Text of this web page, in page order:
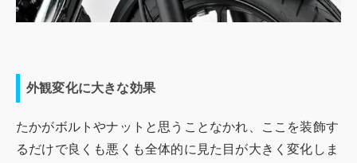
外観変化に大きな効果
たかがボルトやナットと思うことなかれ、ここを装飾す
るだけで良くも悪くも全体的に見た目が大きく変化しま